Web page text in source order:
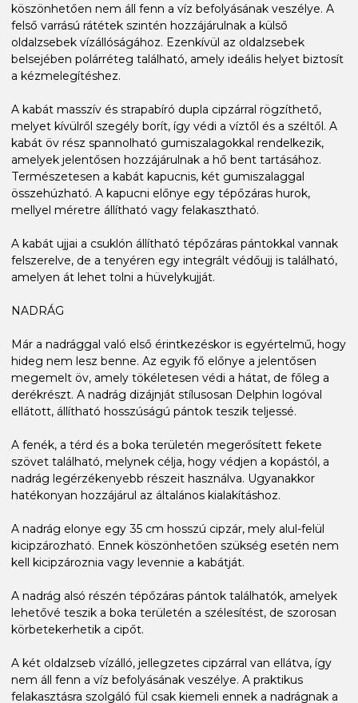
köszönhetően nem áll fenn a víz befolyásának veszélye. A
felső varrású rátétek szintén hozzájárulnak a külső
oldalzsebek vízállóságához. Ezenkívül az oldalzsebek
belsejében polárréteg található, amely ideális helyet biztosít
a kézmelegítéshez.
A kabát masszív és strapabíró dupla cipzárral rögzíthető,
melyet kívülről szegély borít, így védi a víztől és a széltől. A
kabát öv rész spannolható gumiszalagokkal rendelkezik,
amelyek jelentősen hozzájárulnak a hő bent tartásához.
Természetesen a kabát kapucnis, két gumiszalaggal
összehúzható. A kapucni előnye egy tépőzáras hurok,
mellyel méretre állítható vagy felakasztható.
A kabát ujjai a csuklón állítható tépőzáras pántokkal vannak
felszerelve, de a tenyéren egy integrált védőujj is található,
amelyen át lehet tolni a hüvelykujját.
NADRÁG
Már a nadrággal való első érintkezéskor is egyértelmű, hogy
hideg nem lesz benne. Az egyik fő előnye a jelentősen
megemelt öv, amely tökéletesen védi a hátat, de főleg a
derékrészt. A nadrág dizájnját stílusosan Delphin logóval
ellátott, állítható hosszúságú pántok teszik teljessé.
A fenék, a térd és a boka területén megerősített fekete
szövet található, melynek célja, hogy védjen a kopástól, a
nadrág legérzékenyebb részeit használva. Ugyanakkor
hatékonyan hozzájárul az általános kialakításhoz.
A nadrág elonye egy 35 cm hosszú cipzár, mely alul-felül
kicipzározható. Ennek köszönhetően szükség esetén nem
kell kicipzároznia vagy levennie a kabátját.
A nadrág alsó részén tépőzáras pántok találhatók, amelyek
lehetővé teszik a boka területén a szélesítést, de szorosan
körbetekerhetik a cipőt.
A két oldalzseb vízálló, jellegzetes cipzárral van ellátva, így
nem áll fenn a víz befolyásának veszélye. A praktikus
felakasztásra szolgáló fül csak kiemeli ennek a nadrágnak a